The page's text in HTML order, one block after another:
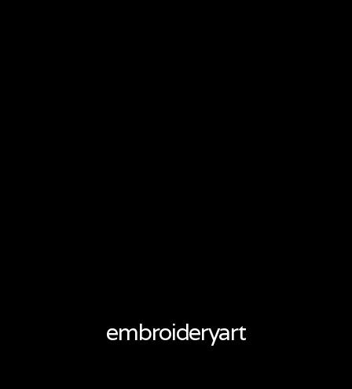
embroideryart